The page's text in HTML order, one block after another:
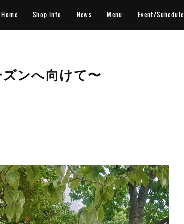
Home Shop Info News Menu Event/Suhedule
ンへ向けて〜